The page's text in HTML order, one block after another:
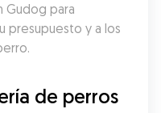
Gudog para
presupuesto y a los
de perros